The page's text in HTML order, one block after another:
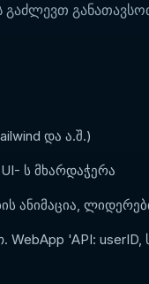
გაძლევთ
და ა.შ.)
ს მხარდაჭერა
ანიმაცია,
'API: userID,